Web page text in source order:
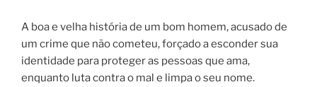
A boa e velha história de um bom homem, acusado de
um crime que não cometeu, forçado a esconder sua
identidade para proteger as pessoas que ama,
enquanto luta contra o mal e limpa o seu nome.